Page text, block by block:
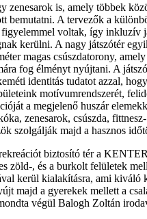
zenesarok is, amely többek
bemutatni. A tervezők a
figyelemmel voltak, így inkluzív
kerülni. A nagy játszótér
magas csúszdatorony,
fog élményt nyújtani. A
identitás tudatot azzal,
motívumrendszerét,
a megjelenő huszár
zenesarok, csúszda,
szolgálják majd a hasznos
biztosító tér a
zöld-, és a burkolt felületek
kerül kialakításra, ami kiváló
majd a gyerekek mellett a
végül Balogh Zoltán